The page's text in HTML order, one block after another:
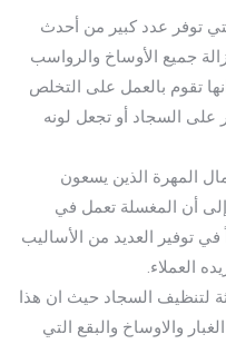
توفر عدد كبير من أحدث
جميع الأوساخ والرواسب
تقوم بالعمل على التخلص
على السجاد أو تجعل لونه
المهرة الذين يسعون
أن المغسلة تعمل في
في توفير العديد من الأساليب
العملاء.
لتنظيف السجاد حيث ان هذا
والاوساخ والبقع التي